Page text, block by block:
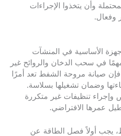
وأن يتخذوا الإجراءات
وفعال.
الأساسية في المنشآت
في سحب الدخان والروائح غير
صيانة مروحة الشفط تعد أمرًا
وضمان تشغيلها بسلاسة.
وإجراء تنظيفات غير متكررة
عمرها الافتراضي.
يجب أولاً فصل الطاقة عن